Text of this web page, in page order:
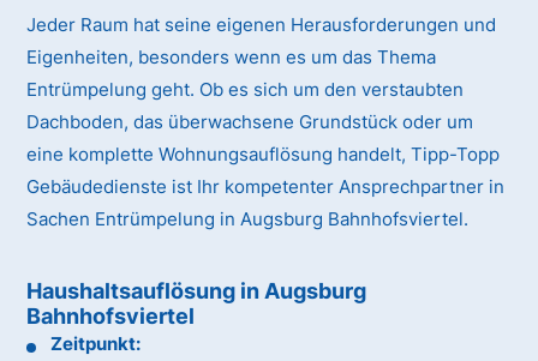
Jeder Raum hat seine eigenen Herausforderungen und
Eigenheiten, besonders wenn es um das Thema
Entrümpelung geht. Ob es sich um den verstaubten
Dachboden, das überwachsene Grundstück oder um
eine komplette Wohnungsauflösung handelt, Tipp-Topp
Gebäudedienste ist Ihr kompetenter Ansprechpartner in
Sachen Entrümpelung in Augsburg Bahnhofsviertel.
Haushaltsauflösung in Augsburg
Bahnhofsviertel
Zeitpunkt: